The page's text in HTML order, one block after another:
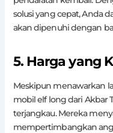
solusi yang cepat, Anda
akan dipenuhi dengan
5. Harga yang
Meskipun menawarkan
mobil elf long dari Akbar
terjangkau. Mereka
mempertimbangkan